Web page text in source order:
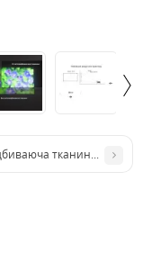
120"
тканина для